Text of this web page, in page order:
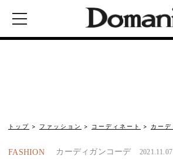
トップ ファッション コーディネート カー
FASHION カーディガンコーデ 2021.11.07